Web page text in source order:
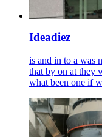
Ideadiez
is and in to a was
that by on at they
what been one if